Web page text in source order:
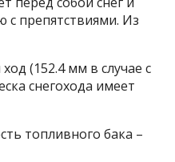
с препятствиями. Из
(152.4 мм в случае с
снегохода имеет
топливного бака –